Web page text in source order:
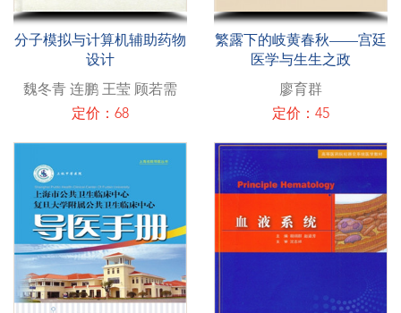
分子模拟与计算机辅助药物
设计
魏冬青 连鹏 王莹 顾若需
定价：68
繁露下的岐黄春秋——宫廷
医学与生生之政
廖育群
定价：45